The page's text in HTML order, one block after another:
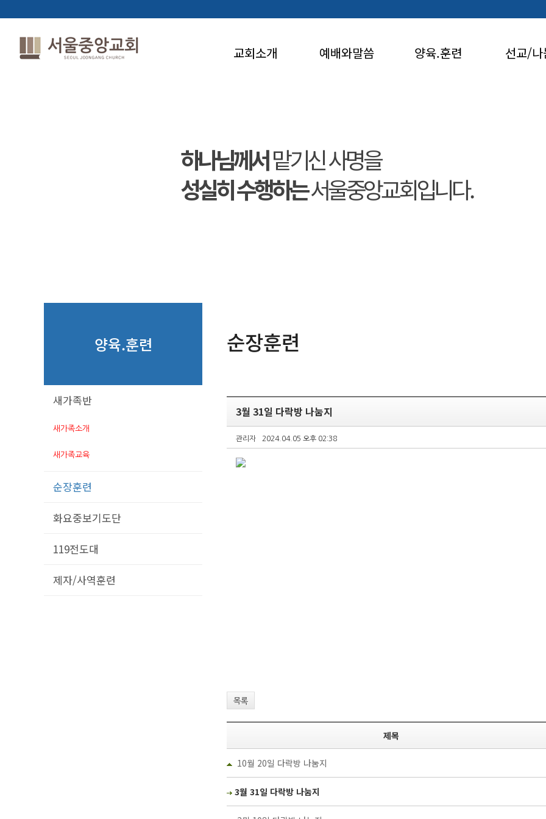
교회소개 예배와말씀 양육.훈련 선교/나
하나님께서맡기신 사명을
성실히 수행하는서울중앙교회입니다.
양육.훈련
새가족반
새가족소개
새가족교육
순장훈련
화요중보기도단
119전도대
제자/사역훈련
순장훈련
3월 31일 다락방 나눔지
관리자 2024.04.05 오후 02:38
목록
제목
10월 20일 다락방 나눔지
3월 31일 다락방 나눔지